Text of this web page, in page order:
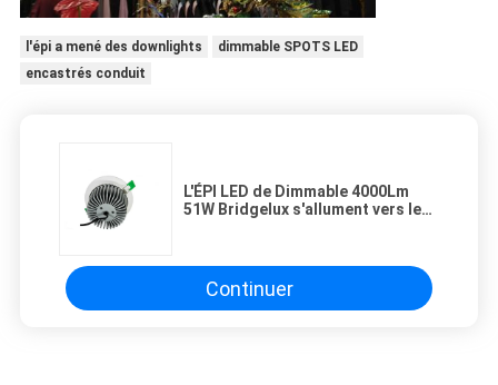
l'épi a mené des downlights
dimmable SPOTS LED
encastrés conduit
L'ÉPI LED de Dimmable 4000Lm
51W Bridgelux s'allument vers le
Continuer